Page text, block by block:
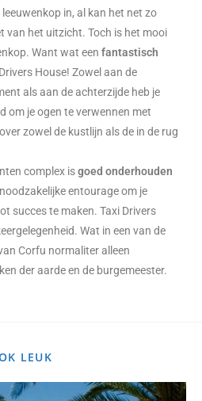
in, al kan het net zo
van het uitzicht. Toch is het mooi
Want wat een fantastisch
House! Zowel aan de
als aan de achterzijde heb je
om je ogen te verwennen met
zowel de kustlijn als de in de rug
complex isgoed onderhouden
entourage om je
succes te maken. Taxi Drivers
Wat in een van de
Corfu normaliter alleen
der aarde en de burgemeester.
LEUK